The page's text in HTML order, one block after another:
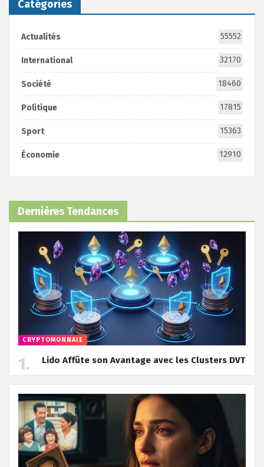
Catégories
Actualités 55552
International 32170
Société 18460
Politique 17815
Sport 15363
Économie 12910
Dernières Tendances
CRYPTOMONNAIE
Lido Affûte son Avantage avec les Clusters DVT